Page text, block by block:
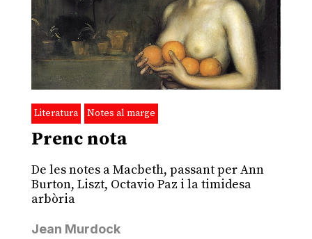
Literatura Notes al marge
Prenc nota
De les notes a Macbeth, passant per Ann
Burton, Liszt, Octavio Paz i la timidesa
arbòria
Jean Murdock